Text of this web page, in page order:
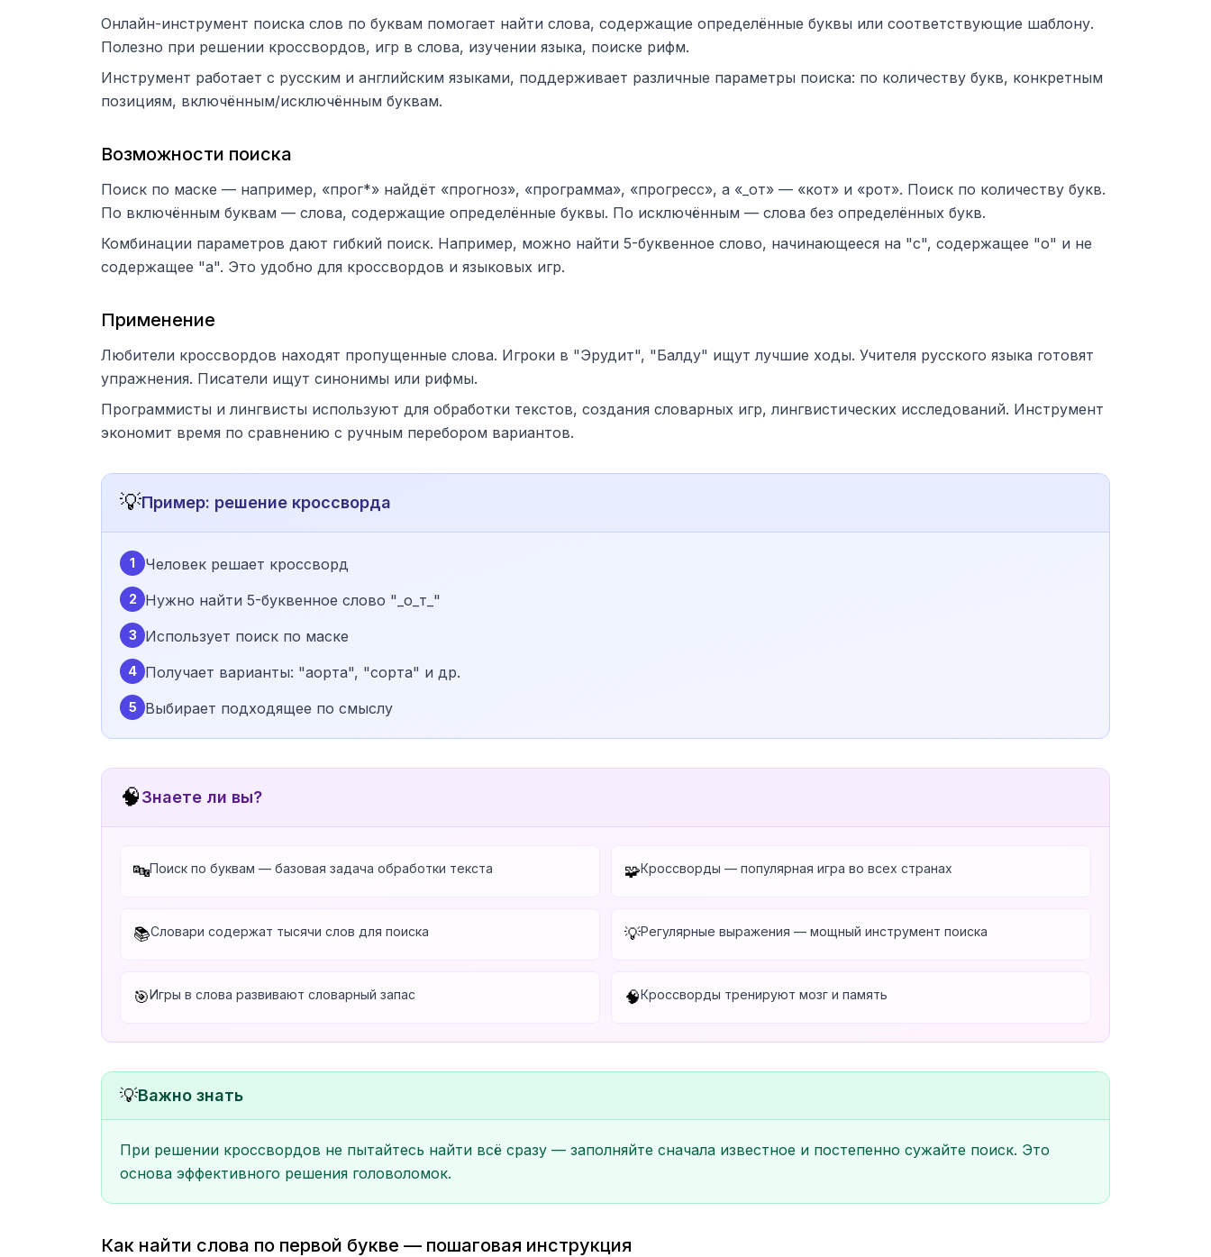
Онлайн-инструмент поиска слов по буквам помогает найти слова, содержащие определённые буквы или соответствующие шаблону.
Полезно при решении кроссвордов, игр в слова, изучении языка, поиске рифм.
Инструмент работает с русским и английским языками, поддерживает различные параметры поиска: по количеству букв, конкретным
позициям, включённым/исключённым буквам.
Возможности поиска
Поиск по маске — например, «прог*» найдёт «прогноз», «программа», «прогресс», а «_от» — «кот» и «рот». Поиск по количеству букв.
По включённым буквам — слова, содержащие определённые буквы. По исключённым — слова без определённых букв.
Комбинации параметров дают гибкий поиск. Например, можно найти 5-буквенное слово, начинающееся на "с", содержащее "о" и не
содержащее "а". Это удобно для кроссвордов и языковых игр.
Применение
Любители кроссвордов находят пропущенные слова. Игроки в "Эрудит", "Балду" ищут лучшие ходы. Учителя русского языка готовят
упражнения. Писатели ищут синонимы или рифмы.
Программисты и лингвисты используют для обработки текстов, создания словарных игр, лингвистических исследований. Инструмент
экономит время по сравнению с ручным перебором вариантов.
💡Пример: решение кроссворда
1 Человек решает кроссворд
2 Нужно найти 5-буквенное слово "_о_т_"
3 Использует поиск по маске
4 Получает варианты: "аорта", "сорта" и др.
5 Выбирает подходящее по смыслу
🧠Знаете ли вы?
🔤Поиск по буквам — базовая задача обработки текста 🧩Кроссворды — популярная игра во всех странах
📚Словари содержат тысячи слов для поиска 💡Регулярные выражения — мощный инструмент поиска
🎯Игры в слова развивают словарный запас 🧠Кроссворды тренируют мозг и память
💡Важно знать
При решении кроссвордов не пытайтесь найти всё сразу — заполняйте сначала известное и постепенно сужайте поиск. Это
основа эффективного решения головоломок.
Как найти слова по первой букве — пошаговая инструкция